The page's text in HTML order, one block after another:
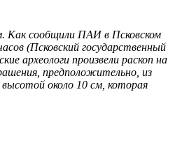
Как сообщили ПАИ в Псковском
(Псковский государственный
археологи произвели раскоп на
предположительно, из
высотой около 10 см, которая